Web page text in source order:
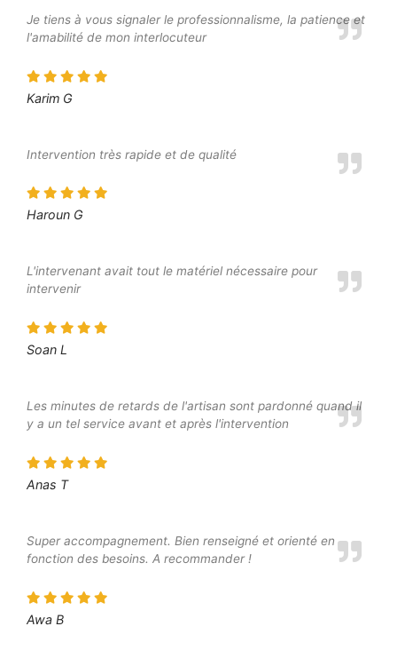
Je tiens à vous signaler le professionnalisme, la patience et
l'amabilité de mon interlocuteur
Karim G
Intervention très rapide et de qualité
Haroun G
L'intervenant avait tout le matériel nécessaire pour
intervenir
Soan L
Les minutes de retards de l'artisan sont pardonné quand il
y a un tel service avant et après l'intervention
Anas T
Super accompagnement. Bien renseigné et orienté en
fonction des besoins. A recommander !
Awa B